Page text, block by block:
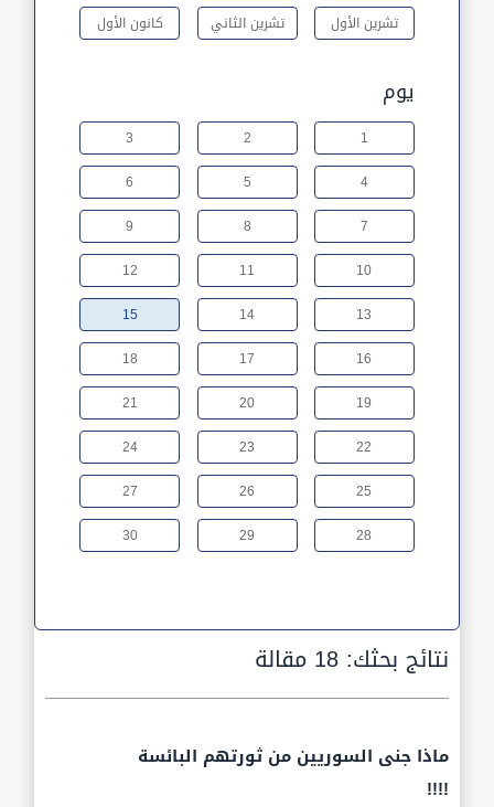
تشرين الأول
تشرين الثاني كانون الأول
يوم
1
2
3
4
5
6
7
8
9
10
11
12
13
14
15
16
17
18
19
20
21
22
23
24
25
26
27
28
29
30
نتائج بحثك:18 مقالة
ماذا جنى السوريين من ثورتهم البائسة
!!!!